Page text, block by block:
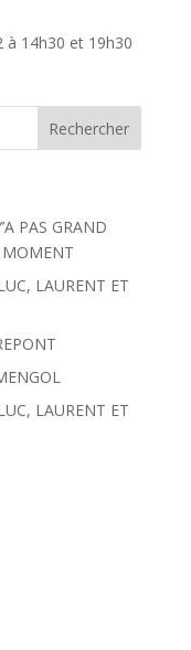
à 14h30 et 19h30
PAS GRAND
MOMENT
LAURENT ET
LAURENT ET